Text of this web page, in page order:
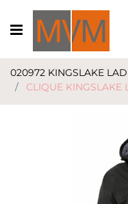
Open menu
020972 KINGSLAKE
CLIQUE KINGSLAKE